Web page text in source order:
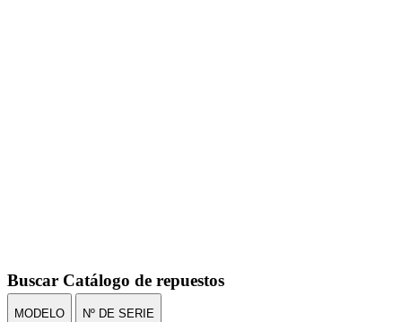
Buscar Catálogo de repuestos
MODELO Nº DE SERIE